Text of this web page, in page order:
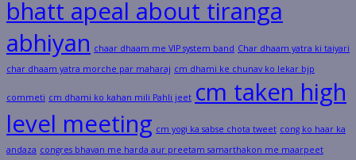
bhatt apeal about tiranga
abhiyan chaar dhaam me VIP system band Char dhaam yatra ki taiyari
char dhaam yatra morche par maharaj cm dhami ke chunav ko lekar bjp
commeti cm dhami ko kahan mili Pahli jeet cm taken high
level meeting cm yogi ka sabse chota tweet cong ko haar ka
andaza congres bhavan me harda aur preetam samarthakon me maarpeet